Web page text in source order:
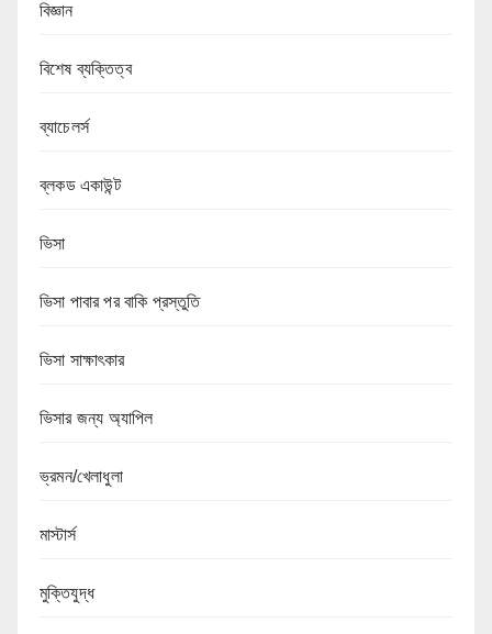
বিজ্ঞান
বিশেষ ব্যক্তিত্ব
ব্যাচেলর্স
ব্লকড একাউন্ট
ভিসা
ভিসা পাবার পর বাকি প্রস্তুতি
ভিসা সাক্ষাৎকার
ভিসার জন্য অ্যাপিল
ভ্রমন/খেলাধুলা
মাস্টার্স
মুক্তিযুদ্ধ